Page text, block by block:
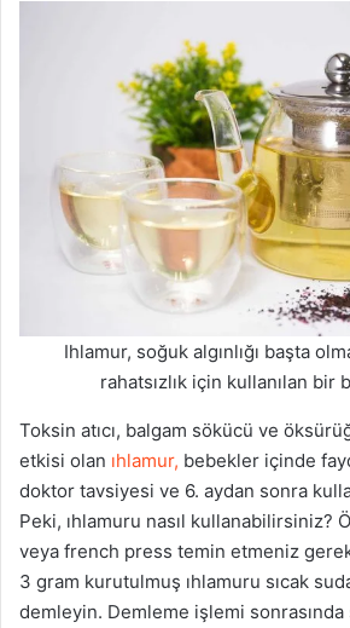
Ihlamur, soğuk algınlığı başta
rahatsızlık için kullanılan bir
Toksin atıcı, balgam sökücü ve
etkisi olan ıhlamur, bebekler içinde
doktor tavsiyesi ve 6. aydan sonra
Peki, ıhlamuru nasıl kullanabilirsiniz?
veya french press temin etmeniz
3 gram kurutulmuş ıhlamuru sıcak
demleyin. Demleme işlemi sonrasında